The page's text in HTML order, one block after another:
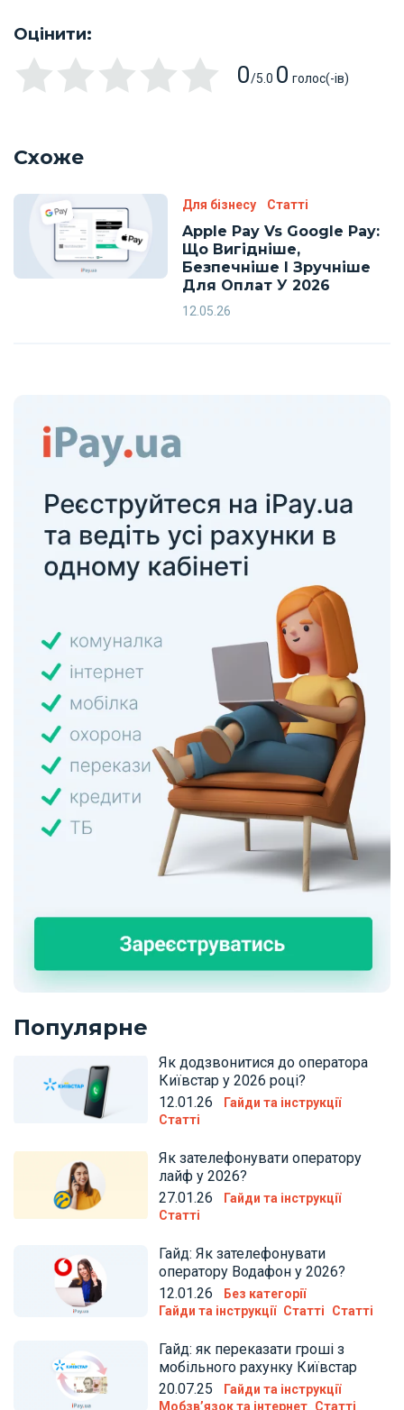
Оцінити:
0/5.0 0 голос(-ів)
Схоже
Для бізнесу Статті
Apple Pay Vs Google Pay:
Що Вигідніше,
Безпечніше І Зручніше
Для Оплат У 2026
12.05.26
Популярне
Як додзвонитися до оператора
Київстар у 2026 році?
12.01.26
Гайди та інструкції
Статті
Як зателефонувати оператору
лайф у 2026?
27.01.26
Гайди та інструкції
Статті
Гайд: Як зателефонувати
оператору Водафон у 2026?
12.01.26
Без категорії
Гайди та інструкції Статті Статті
Гайд: як переказати гроші з
мобільного рахунку Київстар
20.07.25
Гайди та інструкції
Мобзв’язок та інтернет Статті